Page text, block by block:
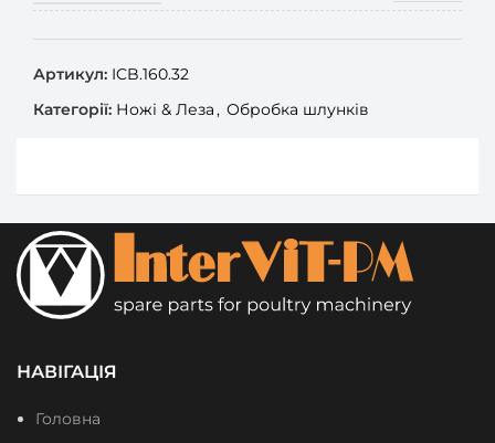
Артикул: ICB.160.32
Категорії: Ножі & Леза, Обробка шлунків
НАВІГАЦІЯ
Головна